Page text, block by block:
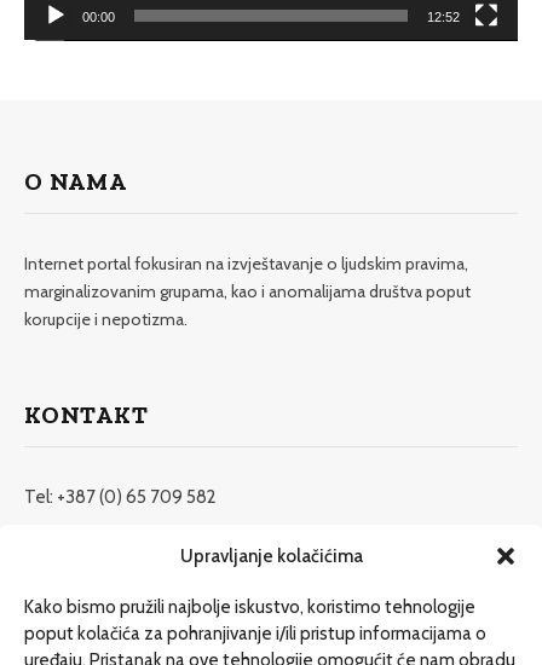
Upravljanje kolačićima
Kako bismo pružili najbolje iskustvo, koristimo tehnologije
poput kolačića za pohranjivanje i/ili pristup informacijama o
uređaju. Pristanak na ove tehnologije omogućit će nam obradu
00:00 12:52
O NAMA
Internet portal fokusiran na izvještavanje o ljudskim pravima,
marginalizovanim grupama, kao i anomalijama društva poput
korupcije i nepotizma.
KONTAKT
Tel: +387 (0) 65 709 582
redakcija@etrafika.net